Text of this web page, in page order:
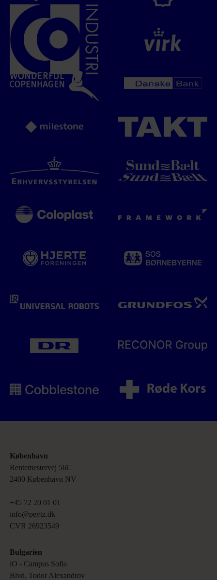
København
Rentemestervej 56C
2400 København NV
+45 72 20 01 01
info@peytz.dk
CVR 26923549
Bulgarien
iO ‑ Campus Sofia
Blvd. Todor Alexandrov